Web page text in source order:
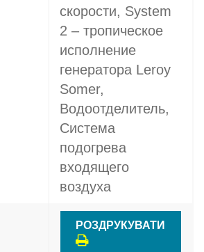
скорости, System
2 – тропическое
исполнение
генератора Leroy
Somer,
Водоотделитель,
Система
подогрева
входящего
воздуха
РОЗДРУКУВАТИ